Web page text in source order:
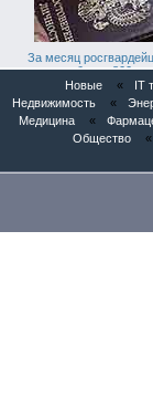
За месяц
граждан более 800
предоставлении
Новые « IT
Недвижимость
«
Медицина
«
Общество
«